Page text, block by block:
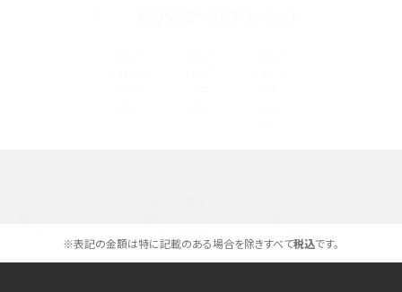
高校生にスマホ制限は必要？所持率やメリット・デメリットを詳しく紹介
※表記の金額は特に記載のある場合を除きすべて税込です。